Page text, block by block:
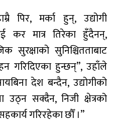
पिर, मर्का हुन्, उद्योगी
कर मात्र तिरेका हुँदैनन्,
सुरक्षाको सुनिश्चितताबाट
गरिदिएका हुन्छन्”, उहाँले
देश बन्दैन, उद्योगीको
उठ्न सक्दैन, निजी क्षेत्रको
गरिरहेका छौँ ।”